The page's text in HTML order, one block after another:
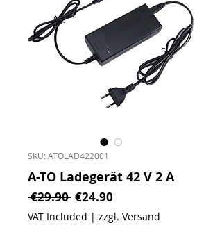
SKU: ATOLAD422001
A-TO Ladegerät 42 V 2 A
€29.90 Regular Price
€24.90
VAT Included | zzgl. Versand